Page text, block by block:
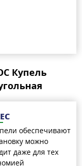
Купель
обеспечивают
можно
даже для тех